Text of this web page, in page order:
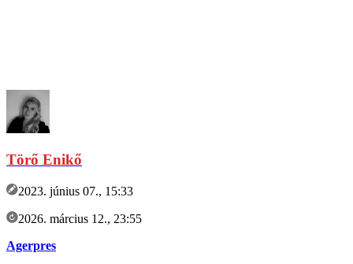
Törő Enikő
2023. június 07., 15:33
2026. március 12., 23:55
Agerpres